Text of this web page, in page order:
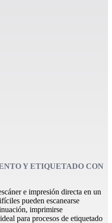
Y ETIQUETADO CON
e impresión directa en un
pueden escanearse
imprimirse
para procesos de etiquetado